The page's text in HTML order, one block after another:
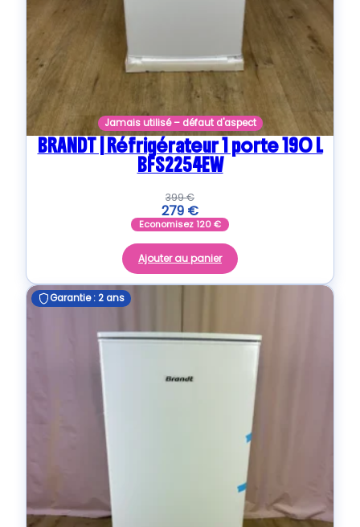
Jamais utilisé – défaut d'aspect
BRANDT | Réfrigérateur 1 porte 190 L
BFS2254EW
399€
279 €
Economisez120€
Ajouter au panier
Garantie : 2 ans